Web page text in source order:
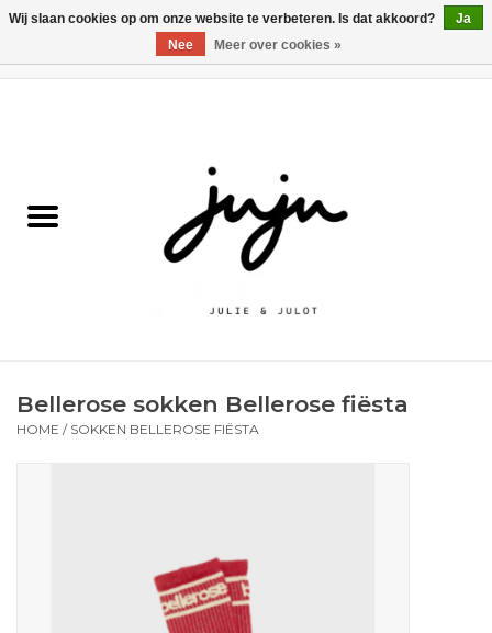
Kledij jongens
Schoenen
Bellerose sokken Bellerose fiësta
HOME / SOKKEN BELLEROSE FIËSTA
Wij slaan cookies op om onze website te verbeteren. Is dat akkoord?
Ja
Nee
Meer over cookies »